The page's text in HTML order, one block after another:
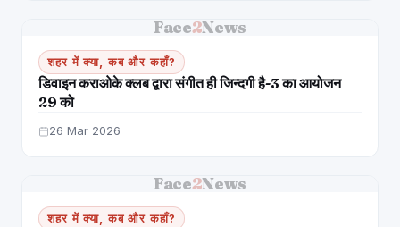
Face2News
शहर में क्या, कब और कहाँ?
डिवाइन कराओके क्लब द्वारा संगीत ही जिन्दगी है-3 का आयोजन
29 को
26 Mar 2026
Face2News
शहर में क्या, कब और कहाँ?